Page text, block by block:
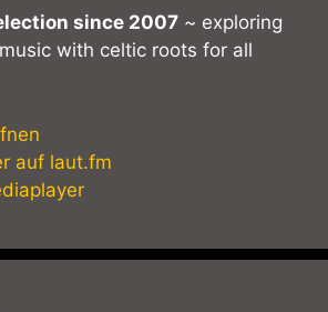
since 2007 ~ exploring
with celtic roots for all
auf laut.fm